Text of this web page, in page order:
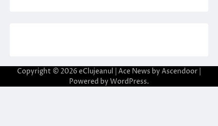
Copyright © 2026 eClujeanul | Ace News by Ascendoor
Powered by WordPress.